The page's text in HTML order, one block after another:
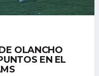
OLANCHO
EN EL